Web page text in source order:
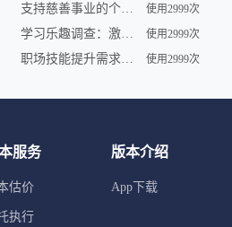
支持慈善事业的个人行为调查 使用2999次
学习乐趣调查：激发学员学习动力 使用2999次
职场技能提升需求调查 使用2999次
服务
估价
执行
版本介绍
App下载